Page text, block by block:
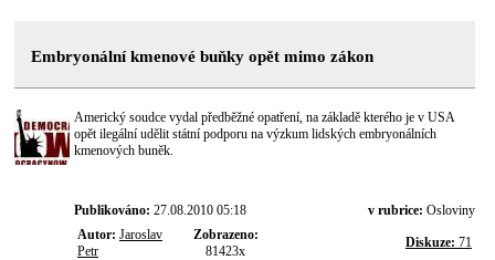
Embryonální kmenové buňky opět mimo zákon
Americký soudce vydal předběžné opatření, na základě kterého je v USA
opět ilegální udělit státní podporu na výzkum lidských embryonálních
kmenových buněk.
Publikováno: 27.08.2010 05:18 v rubrice: Osloviny
Autor: Jaroslav
Petr
Zobrazeno:
81423x
Diskuze: 71